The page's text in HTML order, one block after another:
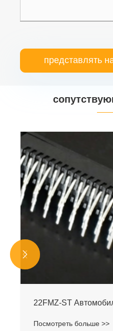
представлять
22FMZ-ST
Посмотреть больше >>

